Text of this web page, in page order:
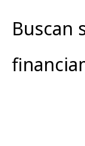
Buscan